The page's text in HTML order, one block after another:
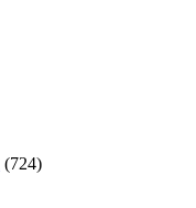
(724)